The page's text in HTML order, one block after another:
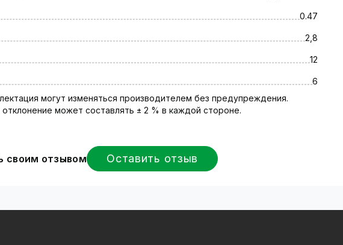
всей территории Украины в срок от 1 до 5 рабочих дней. Гарантия
0.47
2,8
12
6
могут изменяться производителем без предупреждения.
может составлять ± 2 % в каждой стороне.
своим отзывом
Оставить отзыв